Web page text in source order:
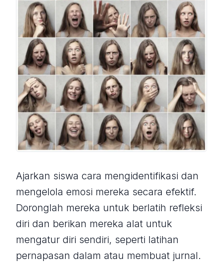
Ajarkan siswa cara mengidentifikasi dan
mengelola emosi mereka secara efektif.
Doronglah mereka untuk berlatih refleksi
diri dan berikan mereka alat untuk
mengatur diri sendiri, seperti latihan
pernapasan dalam atau membuat jurnal.